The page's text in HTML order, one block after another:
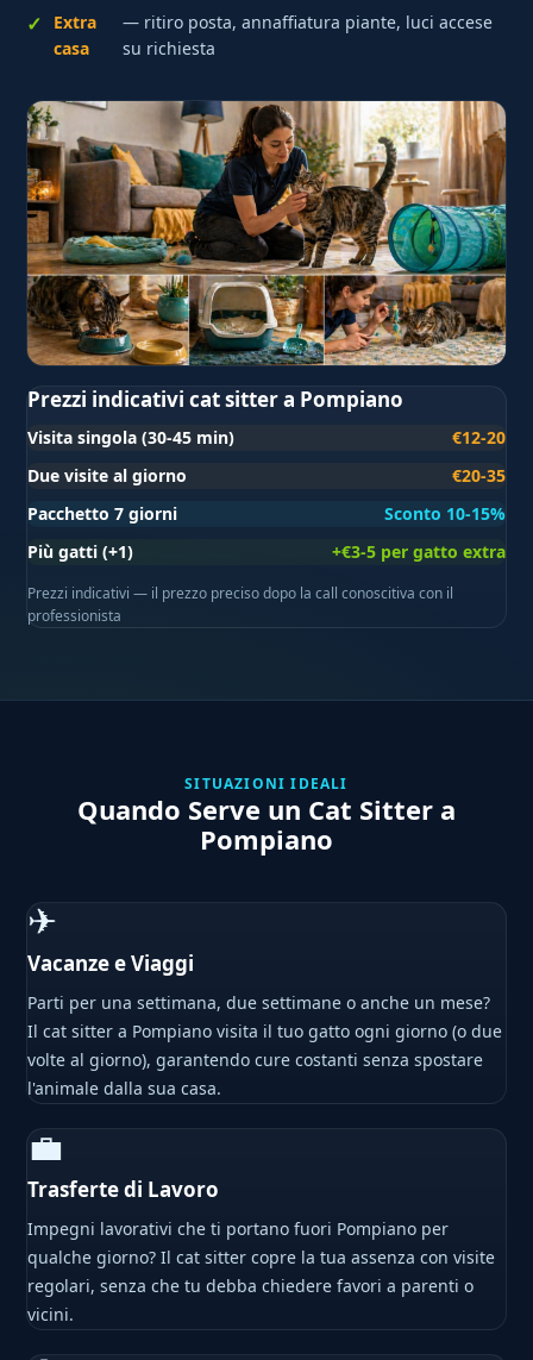
Extra
casa
— ritiro posta, annaffiatura piante, luci accese
su richiesta
Prezzi indicativi cat sitter a Pompiano
Visita singola (30-45 min)
€12-20
Due visite al giorno
€20-35
Pacchetto 7 giorni
Sconto 10-15%
Più gatti (+1)
+€3-5 per gatto extra
Prezzi indicativi — il prezzo preciso dopo la call conoscitiva con il
professionista
SITUAZIONI IDEALI
Quando Serve un Cat Sitter a
Pompiano
✈
Vacanze e Viaggi
Parti per una settimana, due settimane o anche un mese?
Il cat sitter a Pompiano visita il tuo gatto ogni giorno (o due
volte al giorno), garantendo cure costanti senza spostare
l'animale dalla sua casa.
💼
Trasferte di Lavoro
Impegni lavorativi che ti portano fuori Pompiano per
qualche giorno? Il cat sitter copre la tua assenza con visite
regolari, senza che tu debba chiedere favori a parenti o
vicini.